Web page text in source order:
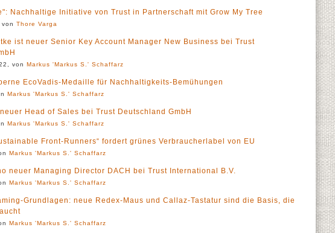
Nachhaltige Initiative von Trust in Partnerschaft mit Grow My Tree
Thore Varga
ist neuer Senior Key Account Manager New Business bei Trust
von Markus 'Markus S.' Schaffarz
EcoVadis-Medaille für Nachhaltigkeits-Bemühungen
Markus 'Markus S.' Schaffarz
Head of Sales bei Trust Deutschland GmbH
Markus 'Markus S.' Schaffarz
Front-Runners“ fordert grünes Verbraucherlabel von EU
Markus 'Markus S.' Schaffarz
neuer Managing Director DACH bei Trust International B.V.
Markus 'Markus S.' Schaffarz
Grundlagen: neue Redex-Maus und Callaz-Tastatur sind die Basis, die
Markus 'Markus S.' Schaffarz